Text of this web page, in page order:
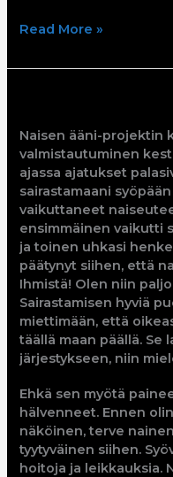
Read More »
Naisen ääni-projektin
valmistautuminen
ajassa ajatukset
sairastamaani
vaikuttaneet
ensimmäinen vaikutti
ja toinen uhkasi
päätynyt siihen, että
Ihmistä! Olen niin
Sairastamisen hyviä
miettimään, että
täällä maan päällä.
järjestykseen, niin
Ehkä sen myötä
hälvenneet. Ennen
näköinen, terve
tyytyväinen siihen.
hoitoja ja leikkauksia.